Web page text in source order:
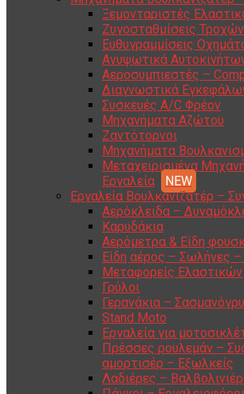
Ξεμονταριστές
Ζυγοσταθμίσεις Τροχών
Ευθυγραμμίσεις
Ανυψωτικά
Αεροσυμπιεστές –
Διαγνωστικά
Συσκευές A/C Φρέον
Μηχανήματα Αζώτου
Ζαντότορνοι
Μηχανήματα
Μεταχειρισμένα
Εργαλεία
Εργαλεία Βουλκανιζατέρ –
Αερόκλειδα –
Καρυδάκια
Αερόμετρα & Είδη
Είδη αέρος – Σωλήνες
Μεταφορείς Ελαστικών
Γρύλοι
Γερανάκια –
Stand Moto
Εργαλεία για
Πρέσσες ρουλεμάν –
αμορτισέρ – Εξωλκείς
Λαδιέρες –